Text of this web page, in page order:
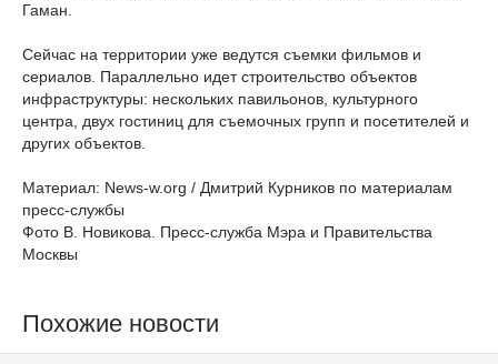
Гаман.
Сейчас на территории уже ведутся съемки фильмов и
сериалов. Параллельно идет строительство объектов
инфраструктуры: нескольких павильонов, культурного
центра, двух гостиниц для съемочных групп и посетителей и
других объектов.
Материал: News-w.org / Дмитрий Курников по материалам
пресс-службы
Фото В. Новикова. Пресс-служба Мэра и Правительства
Москвы
Похожие новости